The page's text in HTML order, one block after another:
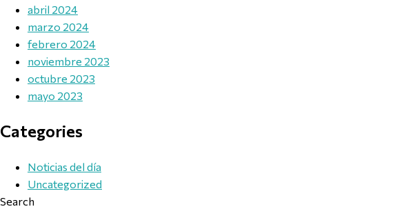
abril 2024
marzo 2024
febrero 2024
noviembre 2023
octubre 2023
mayo 2023
Categories
Noticias del día
Uncategorized
Search